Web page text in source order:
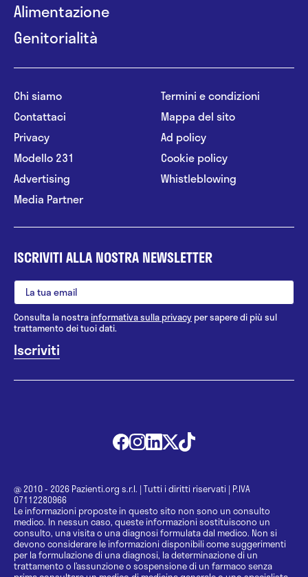
Alimentazione
Genitorialità
Chi siamo
Contattaci
Privacy
Modello 231
Advertising
Media Partner
Termini e condizioni
Mappa del sito
Ad policy
Cookie policy
Whistleblowing
ISCRIVITI ALLA NOSTRA NEWSLETTER
Consulta la nostrainformativa sulla privacy per sapere di più sul
trattamento dei tuoi dati.
@ 2010 - 2026 Pazienti.org s.r.l. | Tutti i diritti riservati | P.IVA
07112280966
Le informazioni proposte in questo sito non sono un consulto
medico. In nessun caso, queste informazioni sostituiscono un
consulto, una visita o una diagnosi formulata dal medico. Non si
devono considerare le informazioni disponibili come suggerimenti
per la formulazione di una diagnosi, la determinazione di un
trattamento o l’assunzione o sospensione di un farmaco senza